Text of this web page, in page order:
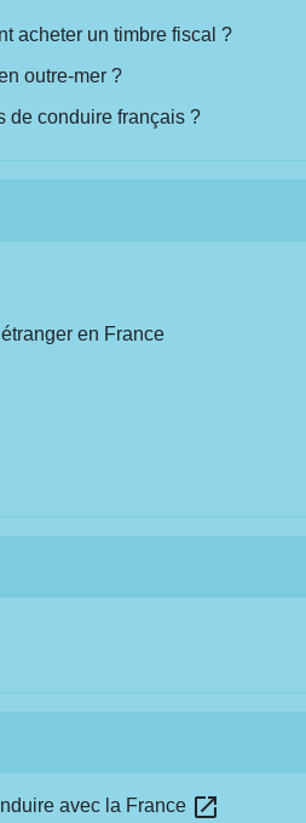
acheter un timbre fiscal ?
outre-mer ?
de conduire français ?
en France
avec la France open_in_new